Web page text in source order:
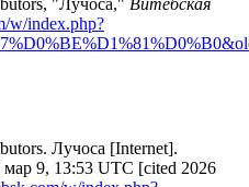
"Лучоса," Витебская
w/index.php?
Лучоса [Internet].
9, 13:53 UTC [cited 2026